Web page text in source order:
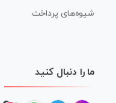
شیوه‌های پرداخت
ما را دنبال کنید